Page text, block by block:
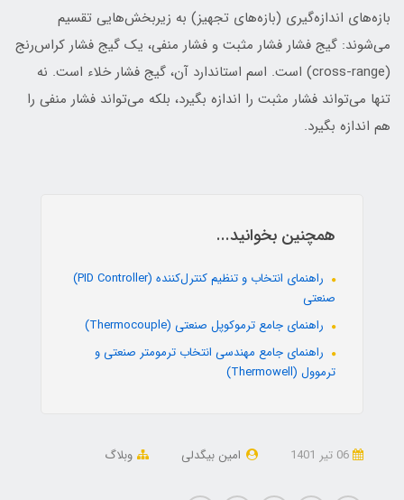
بازه‌های اندازه‌گیری (بازه‌های تجهیز) به زیربخش‌هایی تقسیم
می‌شوند: گیج فشار فشار مثبت و فشار منفی، یک گیج فشار کراس‌رنج
(cross-range) است. اسم استاندارد آن، گیج فشار خلاء است. نه
تنها می‌تواند فشار مثبت را اندازه بگیرد، بلکه می‌تواند فشار منفی را
هم اندازه بگیرد.
همچنین بخوانید...
راهنمای انتخاب و تنظیم کنترل‌کننده (PID Controller)
صنعتی
راهنمای جامع ترموکوپل صنعتی (Thermocouple)
راهنمای جامع مهندسی انتخاب ترمومتر صنعتی و
ترموول (Thermowell)
امین بیگدلی وبلاگ